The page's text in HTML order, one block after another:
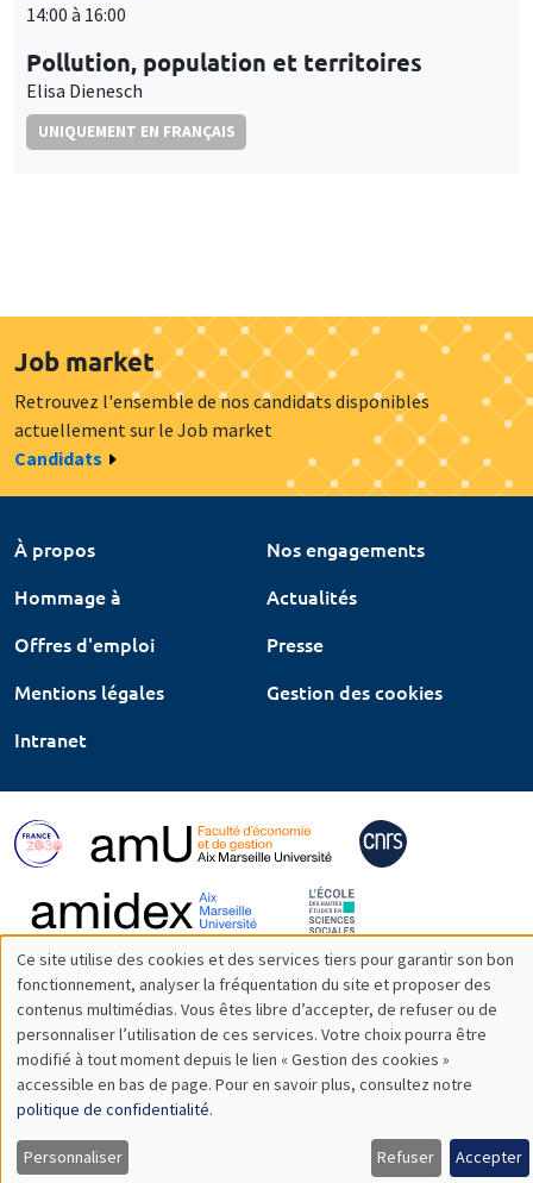
14:00 à 16:00
Pollution, population et territoires
Elisa Dienesch
UNIQUEMENT EN FRANÇAIS
Job market
Retrouvez l'ensemble de nos candidats disponibles
actuellement sur le Job market
Candidats
À propos
Nos engagements
Hommage à
Actualités
Offres d'emploi
Presse
Mentions légales
Gestion des cookies
Intranet
Utilisation
des
données
personnelles
et
Ce site utilise des cookies et des services tiers pour garantir son bon
fonctionnement, analyser la fréquentation du site et proposer des
contenus multimédias. Vous êtes libre d’accepter, de refuser ou de
personnaliser l’utilisation de ces services. Votre choix pourra être
modifié à tout moment depuis le lien « Gestion des cookies »
accessible en bas de page. Pour en savoir plus, consultez notre
politique de confidentialité.
Personnaliser Refuser Accepter